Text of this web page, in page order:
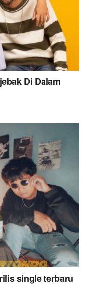
Di Dalam
single terbaru